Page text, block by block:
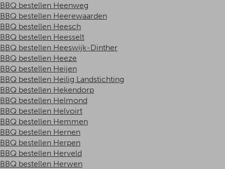
BBQ bestellen Heenweg
BBQ bestellen Heerewaarden
BBQ bestellen Heesch
BBQ bestellen Heesselt
BBQ bestellen Heeswijk-Dinther
BBQ bestellen Heeze
BBQ bestellen Heijen
BBQ bestellen Heilig Landstichting
BBQ bestellen Hekendorp
BBQ bestellen Helmond
BBQ bestellen Helvoirt
BBQ bestellen Hemmen
BBQ bestellen Hernen
BBQ bestellen Herpen
BBQ bestellen Herveld
BBQ bestellen Herwen